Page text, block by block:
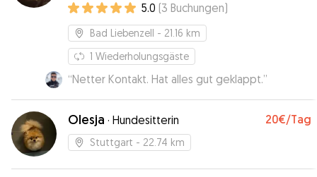
5.0 (3 Buchungen)
Bad Liebenzell - 21.16 km
1 Wiederholungsgäste
“Netter Kontakt. Hat alles gut geklappt.”
Olesja · Hundesitterin 20€/Tag
Stuttgart - 22.74 km